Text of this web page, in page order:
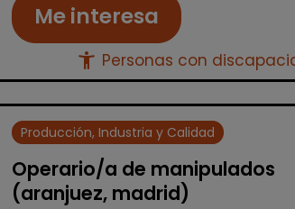
Me interesa
accessibility_new Personas con
Producción, Industria y Calidad
Operario/a de manipulados
(aranjuez, madrid)